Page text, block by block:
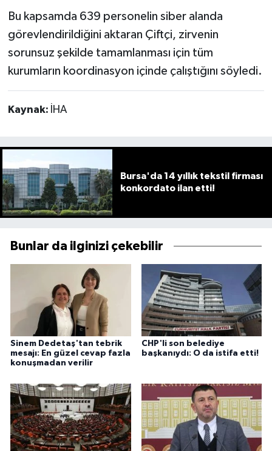
Bu kapsamda 639 personelin siber alanda
görevlendirildiğini aktaran Çiftçi, zirvenin
sorunsuz şekilde tamamlanması için tüm
kurumların koordinasyon içinde çalıştığını söyledi.
Kaynak: İHA
Bursa'da 14 yıllık tekstil firması
konkordato ilan etti!
Bunlar da ilginizi çekebilir
Sinem Dedetaş'tan tebrik
mesajı: En güzel cevap fazla
konuşmadan verilir
CHP'li son belediye
başkanıydı: O da istifa etti!